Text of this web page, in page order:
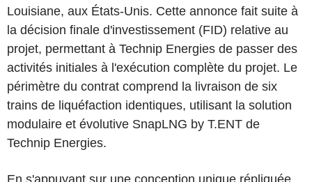
Louisiane, aux États-Unis. Cette annonce fait suite à
la décision finale d'investissement (FID) relative au
projet, permettant à Technip Energies de passer des
activités initiales à l'exécution complète du projet. Le
périmètre du contrat comprend la livraison de six
trains de liquéfaction identiques, utilisant la solution
modulaire et évolutive SnapLNG by T.ENT de
Technip Energies.
En s'appuyant sur une conception unique répliquée